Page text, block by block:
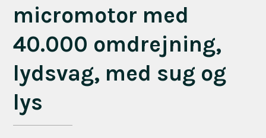
micromotor med
40.000 omdrejning,
lydsvag, med sug og
lys